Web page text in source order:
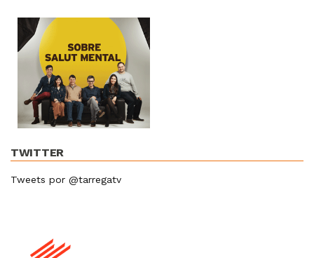
TWITTER
Tweets por @tarregatv